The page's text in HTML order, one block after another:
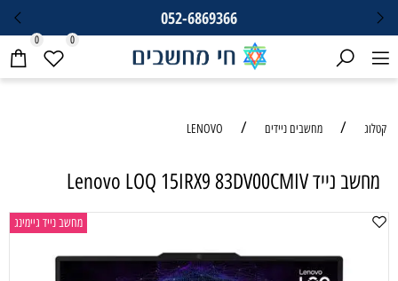
052-6869366
0 0
קטלוג / מחשבים ניידים /
LENOVO
מחשב נייד Lenovo LOQ 15IRX9 83DV00CMIV
מחשב נייד גיימינג